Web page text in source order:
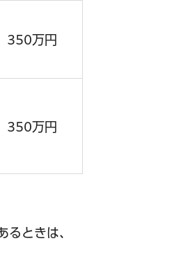
350万円
350万円
るときは、